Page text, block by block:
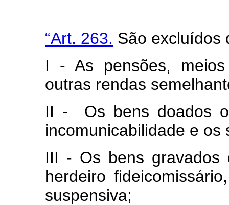
“Art. 263. São excluídos
I - As pensões,
outras rendas
II - Os bens doados
incomunicabilidade e
III - Os bens gravados
herdeiro
suspensiva;